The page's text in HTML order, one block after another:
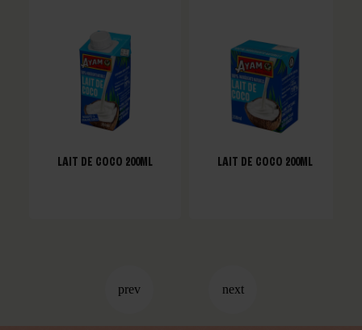
LAIT DE COCO 200ML LAIT DE COCO 200ML